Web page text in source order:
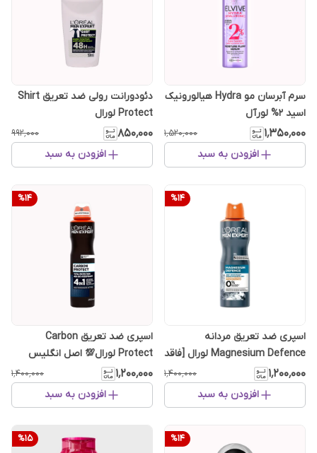
سرم آبرسان مو Hydra هیالورونیک
اسید 2% لورآل
۱٬۳۵۰٬۰۰۰ ۱٬۵۲۰٬۰۰۰
افزودن به سبد
دئودورانت رولی ضد تعریق Shirt
Protect لورال
۸۵۰٬۰۰۰ ۹۹۲٬۰۰۰
افزودن به سبد
%14
اسپری ضد تعریق مردانه
Magnesium Defence لورال [فاقد
آلومینیوم و الکل] 💯 اصل انگلیس
۱٬۲۰۰٬۰۰۰ ۱٬۴۰۰٬۰۰۰
افزودن به سبد
%14
اسپری ضد تعریق Carbon
Protect لورال💯 اصل انگلیس
۱٬۲۰۰٬۰۰۰ ۱٬۴۰۰٬۰۰۰
افزودن به سبد
%14
%15